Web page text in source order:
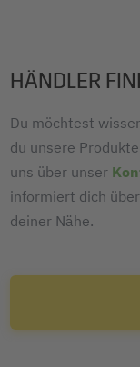
HÄNDLER
Du möchtest
du unsere
uns über unser
informiert dich
deiner Nähe.